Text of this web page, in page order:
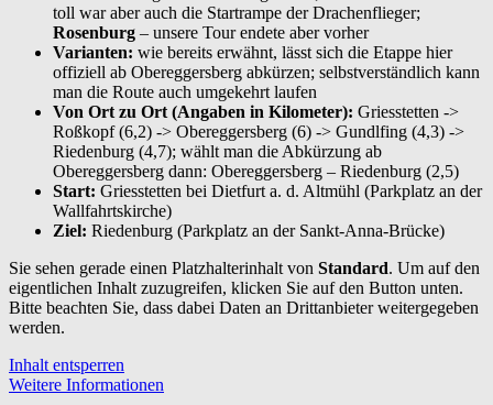
toll war aber auch die Startrampe der Drachenflieger;
Rosenburg – unsere Tour endete aber vorher
Varianten: wie bereits erwähnt, lässt sich die Etappe hier
offiziell ab Obereggersberg abkürzen; selbstverständlich kann
man die Route auch umgekehrt laufen
Von Ort zu Ort (Angaben in Kilometer): Griesstetten ->
Roßkopf (6,2) -> Obereggersberg (6) -> Gundlfing (4,3) ->
Riedenburg (4,7); wählt man die Abkürzung ab
Obereggersberg dann: Obereggersberg – Riedenburg (2,5)
Start: Griesstetten bei Dietfurt a. d. Altmühl (Parkplatz an der
Wallfahrtskirche)
Ziel: Riedenburg (Parkplatz an der Sankt-Anna-Brücke)
Sie sehen gerade einen Platzhalterinhalt von Standard. Um auf den
eigentlichen Inhalt zuzugreifen, klicken Sie auf den Button unten.
Bitte beachten Sie, dass dabei Daten an Drittanbieter weitergegeben
werden.
Inhalt entsperren
Weitere Informationen